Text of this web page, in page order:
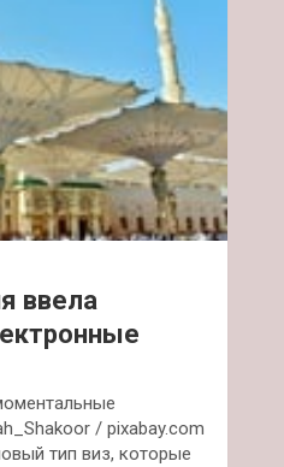
ввела
/ pixabay.com
тип виз, которые